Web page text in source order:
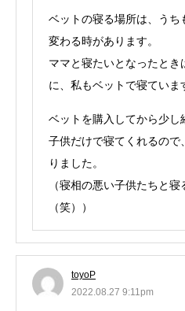
ベットの寝る場所は、うち
変わる時があります。
ママと寝たいとなったとき
に、私もベットで寝ていま
ベットを購入してから少し
子供だけで寝てくれるので
りました。
（寝相の悪い子供たちと寝
（笑））
toyoP
2022.08.27 9:11pm